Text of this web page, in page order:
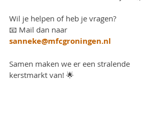
Wil je helpen of heb je vragen?
📧 Mail dan naar
sanneke@mfcgroningen.nl
Samen maken we er een stralende
kerstmarkt van! 🌟